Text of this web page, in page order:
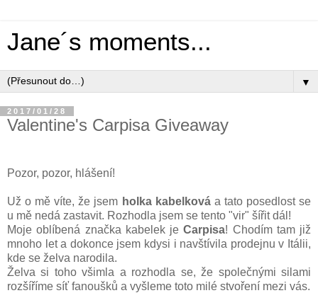
Jane´s moments...
▼
2017/01/28
Valentine's Carpisa Giveaway
Pozor, pozor, hlášení!
Už o mě víte, že jsem holka kabelkováa tato posedlost se
u mě nedá zastavit. Rozhodla jsem se tento "vir" šířit dál!
Moje oblíbená značka kabelek jeCarpisa! Chodím tam již
mnoho let a dokonce jsem kdysi i navštívila prodejnu v Itálii,
kde se želva narodila.
Želva si toho všimla a rozhodla se, že společnými silami
rozšíříme síť fanoušků a vyšleme toto milé stvoření mezi vás.